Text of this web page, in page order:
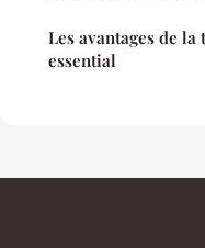
Les avantages de
essential